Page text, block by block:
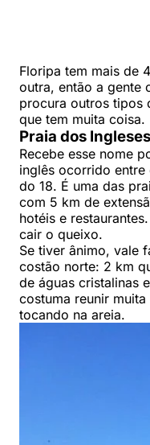
Floripa tem mais de
outra, então a gente
procura outros tipos
que tem muita coisa.
Praia dos Ingleses
Recebe esse nome
inglês ocorrido
do 18. É uma das
com 5 km de
hotéis e
cair o queixo.
Se tiver ânimo, vale
costão norte: 2 km
de águas cristalinas
costuma reunir
tocando na areia.